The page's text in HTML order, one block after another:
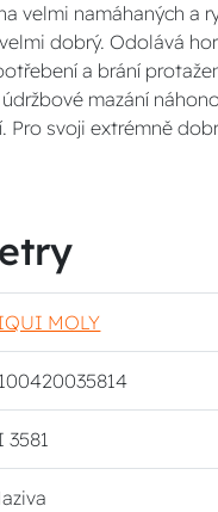
velmi namáhaných a
dobrý. Odolává
a brání
mazání
Pro svoji extrémně
MOLY
3581